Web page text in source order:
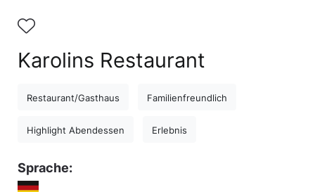
Karolins Restaurant
Restaurant/Gasthaus Familienfreundlich
Highlight Abendessen Erlebnis
Sprache: